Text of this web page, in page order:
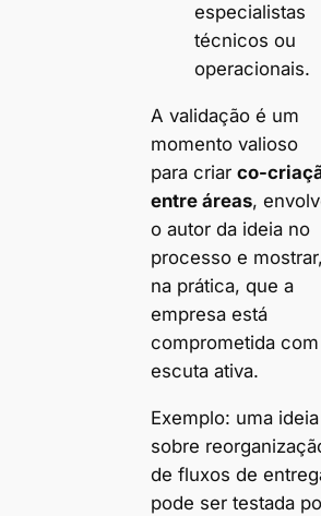
especialistas
técnicos ou
operacionais.
A validação é um
momento valioso
para criar co-
entre áreas,
o autor da ideia no
processo e mostrar,
na prática, que a
empresa está
comprometida
escuta ativa.
Exemplo: uma ideia
sobre
de fluxos de
pode ser testada